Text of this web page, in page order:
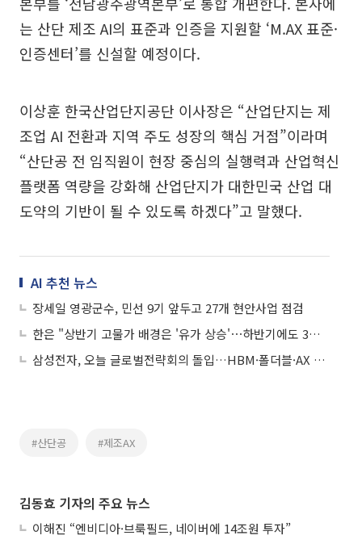
는 산단 제조 AI의 표준과 인증을 지원할 ‘M.AX 표준·
인증센터’를 신설할 예정이다.
이상훈 한국산업단지공단 이사장은 “산업단지는 제
조업 AI 전환과 지역 주도 성장의 핵심 거점”이라며
“산단공 전 임직원이 현장 중심의 실행력과 산업혁신
플랫폼 역량을 강화해 산업단지가 대한민국 산업 대
도약의 기반이 될 수 있도록 하겠다”고 말했다.
AI 추천 뉴스
장세일 영광군수, 민선 9기 앞두고 27개 현안사업 점검
한은 "상반기 고물가 배경은 '유가 상승'⋯하반기에도 3% 안팎 도달"
삼성전자, 오늘 글로벌전략회의 돌입…HBM·폴더블·AX 총점검
#산단공 #제조AX
김동효 기자의 주요 뉴스
이해진 “엔비디아·브룩필드, 네이버에 14조원 투자”